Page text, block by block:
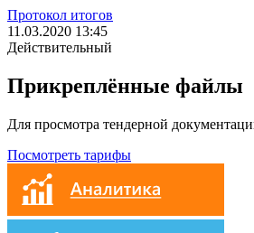
Протокол итогов
11.03.2020 13:45
Действительный
Прикреплённые файлы
Для просмотра тендерной
Посмотреть тарифы